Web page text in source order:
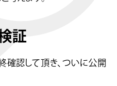
証
確認して頂き、ついに公開